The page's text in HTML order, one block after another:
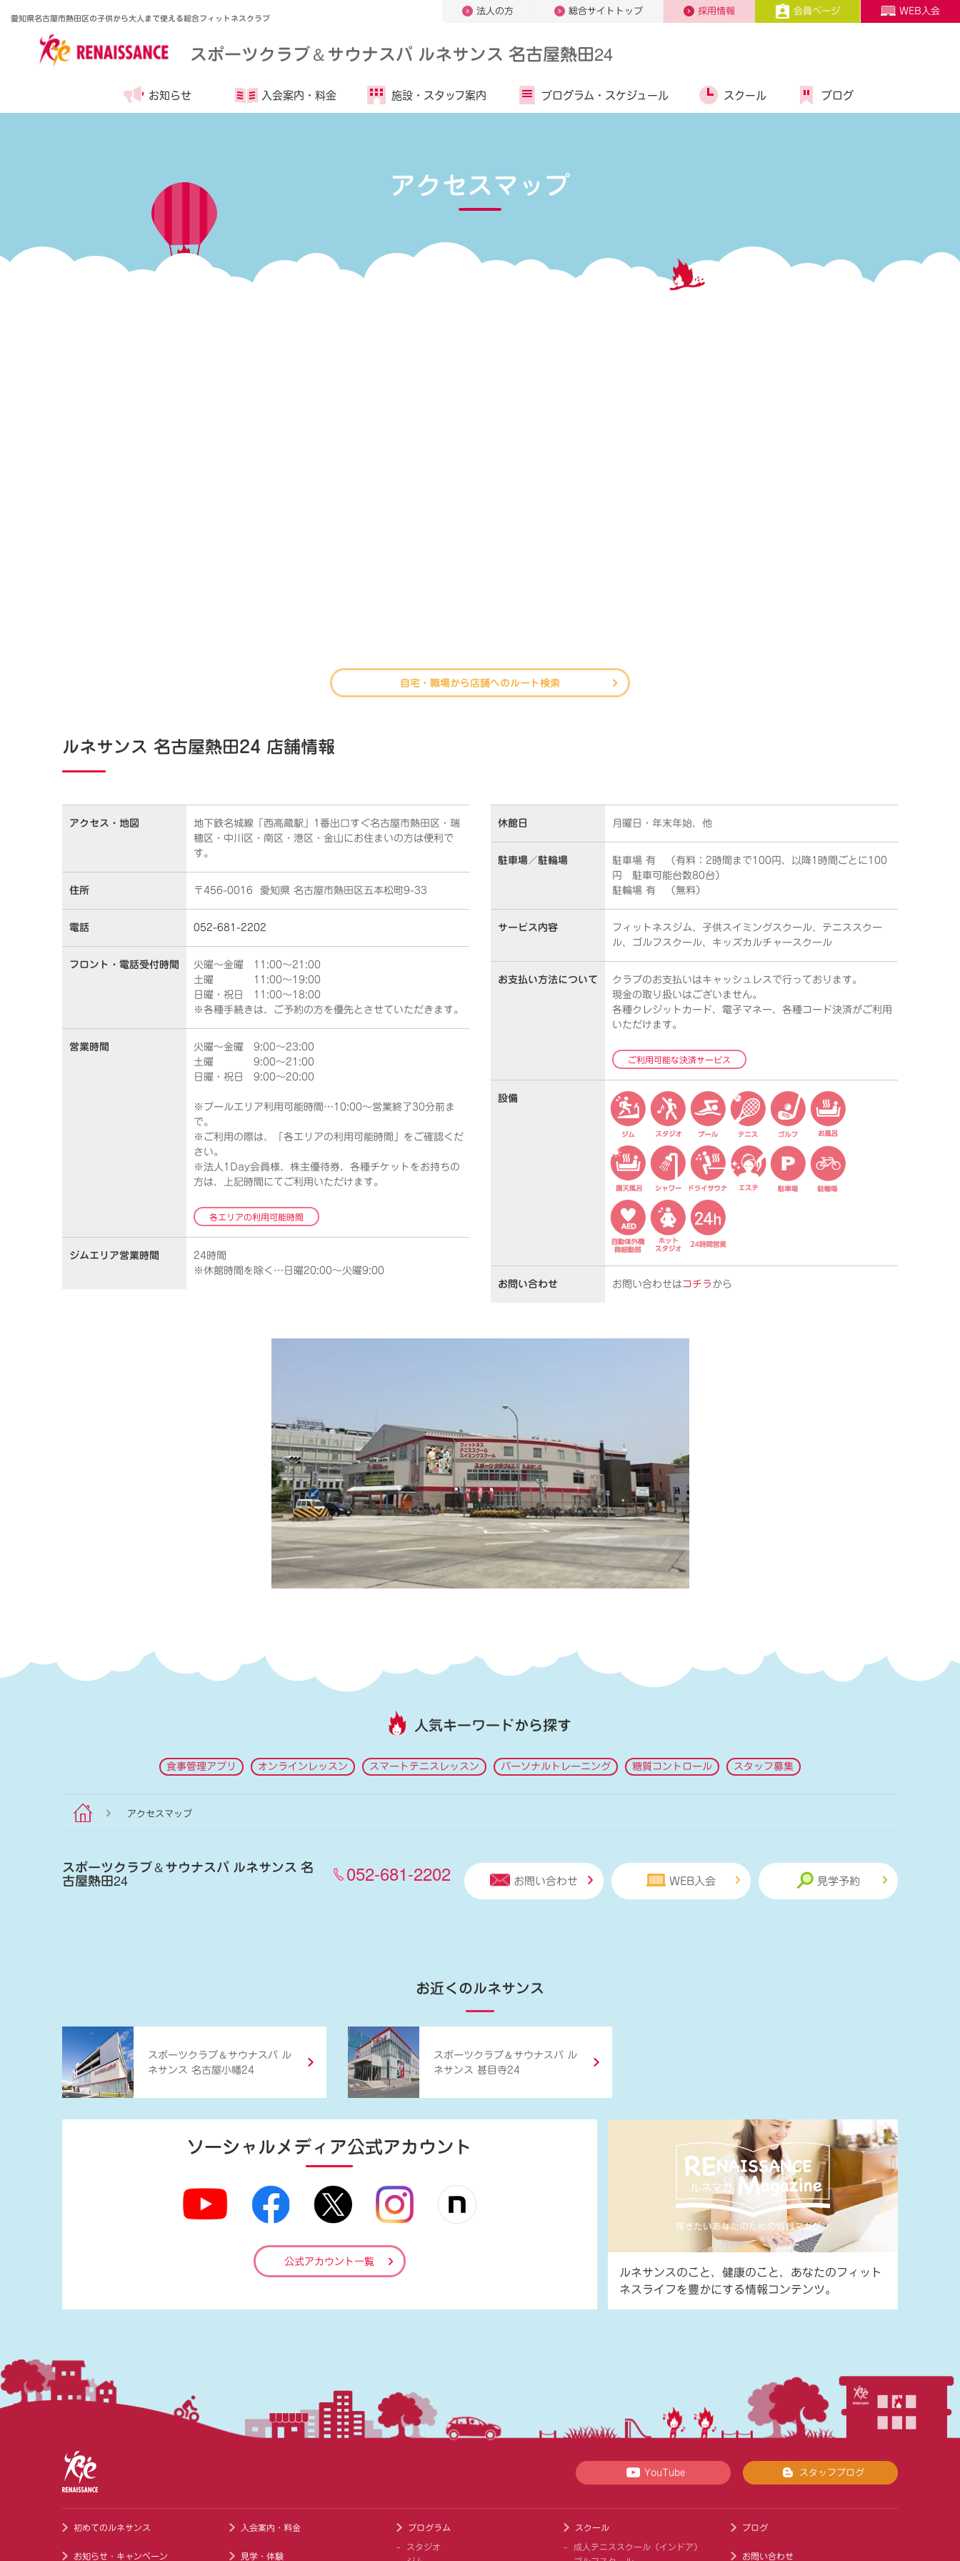
愛知県名古屋市熱田区の子供から大人まで使える総合フィットネスクラブ
法人の方 総合サイトトップ 採用情報 会員ページ WEB入会
スポーツクラブ＆サウナスパ ルネサンス 名古屋熱田24
お知らせ 入会案内・ 料金 施設・ スタッフ案内 プログラム・ スケジュール スクール ブログ
アクセスマップ
自宅・職場から店舗へのルート検索
ルネサンス 名古屋熱田24 店舗情報
アクセス・ 地図
地下鉄名城線「西高蔵駅」1番出口すぐ名古屋市熱田区・瑞
穂区・中川区・南区・港区・金山にお住まいの方は便利で
す。
住所 〒456-0016 愛知県 名古屋市熱田区五本松町9-33
電話 052-681-2202
フロント・ 電話受付時間
火曜～金曜 11:00～21:00
土曜 11:00～19:00
日曜・祝日 11:00～18:00
※各種手続きは、ご予約の方を優先とさせていただきます。
営業時間
火曜～金曜 9:00～23:00
土曜 9:00～21:00
日曜・祝日 9:00～20:00
※プールエリア利用可能時間…10:00～営業終了30分前ま
で。
※ご利用の際は、「各エリアの利用可能時間」をご確認くだ
さい。
※法人1Day会員様、株主優待券、各種チケットをお持ちの
方は、上記時間にてご利用いただけます。
各エリアの利用可能時間
ジムエリア営業時間
24時間
※休館時間を除く…日曜20:00～火曜9:00
休館日 月曜日・年末年始、他
駐車場／ 駐輪場
駐車場 有 （有料：2時間まで100円、以降1時間ごとに100
円 駐車可能台数80台）
駐輪場 有 （無料）
サービス内容
フィットネスジム、子供スイミングスクール、テニススクー
ル、ゴルフスクール、キッズカルチャースクール
お支払い方法について
クラブのお支払いはキャッシュレスで行っております。
現金の取り扱いはございません。
各種クレジットカード、電子マネー、各種コード決済がご利用
いただけます。
ご利用可能な決済サービス
設備
お問い合わせ お問い合わせはコチラ から
人気キーワードから探す
食事管理アプリ オンラインレッスン スマートテニスレッスン パーソナルトレーニング 糖質コントロール スタッフ募集
アクセスマップ
スポーツクラブ＆サウナスパ ルネサンス 名
古屋熱田24 052-681-2202 お問い合わせ WEB入会 見学予約
お近くのルネサンス
スポーツクラブ ＆ サウナスパ ル
ネサンス 名古屋小幡24
スポーツクラブ ＆ サウナスパ ル
ネサンス 甚目寺24
ソーシャルメディア公式アカウント
公式アカウント一覧
ルネサンスのこと、健康のこと、あなたのフィット
ネスライフを豊かにする情報コンテンツ。
YouTube スタッフブログ
初めてのルネサンス
お知らせ・キャンペーン
入会案内・料金
見学・体験
プログラム
スタジオ
スクール
成人テニススクール（インドア）
ブログ
お問い合わせ